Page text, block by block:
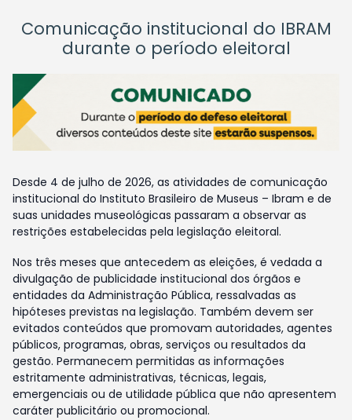
Comunicação institucional do IBRAM
durante o período eleitoral
Desde 4 de julho de 2026, as atividades de comunicação
institucional do Instituto Brasileiro de Museus – Ibram e de
suas unidades museológicas passaram a observar as
restrições estabelecidas pela legislação eleitoral.
Nos três meses que antecedem as eleições, é vedada a
divulgação de publicidade institucional dos órgãos e
entidades da Administração Pública, ressalvadas as
hipóteses previstas na legislação. Também devem ser
evitados conteúdos que promovam autoridades, agentes
públicos, programas, obras, serviços ou resultados da
gestão. Permanecem permitidas as informações
estritamente administrativas, técnicas, legais,
emergenciais ou de utilidade pública que não apresentem
caráter publicitário ou promocional.